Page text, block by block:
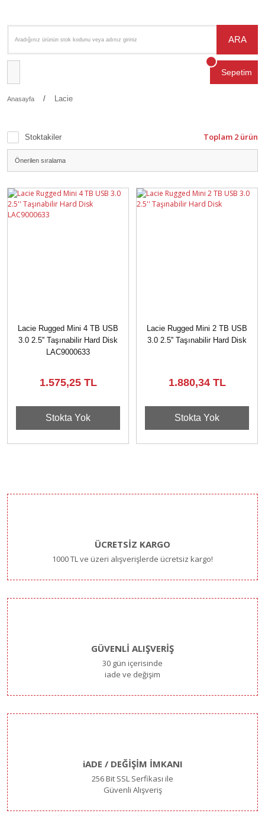
ARA
Sepetim
Anasayfa Lacie
Stoktakiler Toplam 2 ürün
Lacie Rugged Mini 4 TB USB
3.0 2.5'' Taşınabilir Hard Disk
LAC9000633
1.575,25 TL
Stokta Yok
Lacie Rugged Mini 2 TB USB
3.0 2.5'' Taşınabilir Hard Disk
1.880,34 TL
Stokta Yok
ÜCRETSİZ KARGO
1000 TL ve üzeri alışverişlerde ücretsiz kargo!
GÜVENLİ ALIŞVERİŞ
30 gün içerisinde
iade ve değişim
iADE / DEĞİŞİM İMKANI
256 Bit SSL Serfikası ile
Güvenli Alışveriş